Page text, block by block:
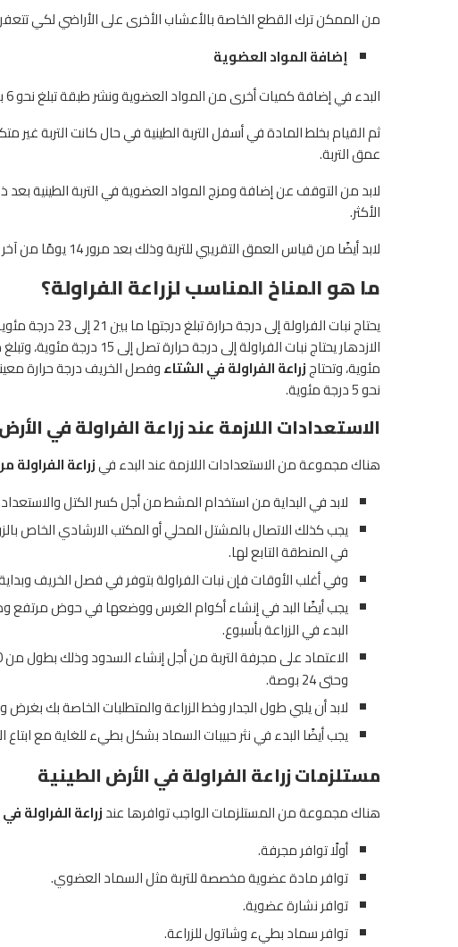
من الممكن ترك القطع الخاصة بالأعشاب الأخرى على الأراضي لكي
إضافة المواد العضوية
البدء في إضافة كميات أخرى من المواد العضوية ونشر طبقة تبلغ نحو 6 بوصات إضافية وذلك بمعدل من 6 إلى 10 أسابيع.
ثم القيام بخلط المادة في أسفل التربة الطينية في حال كانت التربة
عمق التربة.
الأكثر.
لابد أيضًا من قياس العمق التقريبي للتربة وذلك بعد مرور 14 يومًا من آخر مرة تم فيها العمل في الأرض.
ما هو المناخ المناسب لزراعة الفراولة؟
يحتاج نبات
مئوية، وتحتاجزراعة الفراولة في الشتاءوفصل الخريف درجة حرارة
نحو 5 درجة مئوية.
الاستعدادات اللازمة عند زراعة الفراولة في
هناك مجموعة من الاستعدادات اللازمة عند البدء فيزراعة الفراولة
لابد في البداية من استخدام المشط من أجل كسر الكتل والاستعداد
يجب كذلك الاتصال بالمشتل المحلي أو المكتب الارشادي الخاص
في المنطقة التابع لها.
وفي أغلب الأوقات فإن نبات الفراولة بتوفر في فصل الخريف
يجب أيضًا البد في إنشاء أكوام الغرس ووضعها في حوض مرتفع
البدء في الزراعة بأسبوع.
وحتى 24 بوصة.
لابد أن يلبي طول الجدار وخط الزراعة والمتطلبات الخاصة بك
يجب أيضًا البدء في نثر حبيبات السماد بشكل بطيء للغاية مع
مستلزمات زراعة الفراولة في الأرض الطينية
هناك مجموعة من المستلزمات الواجب توافرها عندزراعة الفراولة
أولًا توافر مجرفة.
توافر مادة عضوية مخصصة للتربة مثل السماد العضوي.
توافر نشارة عضوية.
توافر سماد بطيء وشاتول للزراعة.